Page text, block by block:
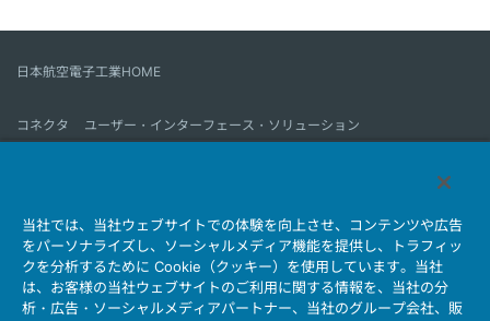
日本航空電子工業HOME
コネクタ
ユーザー・インターフェース・ソリューション
会社情報 サステナビリティ IR情報 採用情報
会社情報新着一覧
製品情報新着一覧
サイトマップ お問い合わせ
当社では、当社ウェブサイトでの体験を向上させ、コンテンツや広告
をパーソナライズし、ソーシャルメディア機能を提供し、トラフィッ
クを分析するために Cookie（クッキー）を使用しています。当社
は、お客様の当社ウェブサイトのご利用に関する情報を、当社の分
析・広告・ソーシャルメディアパートナー、当社のグループ会社、販